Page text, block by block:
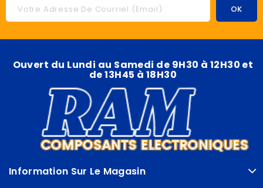
Ouvert du Lundi au Samedi de 9H30 à 12H30 et
de 13H45 à 18H30
Information Sur Le Magasin